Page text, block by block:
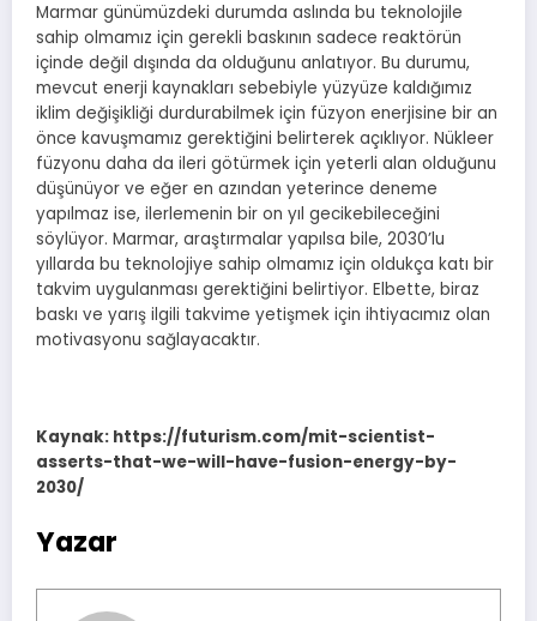
Marmar günümüzdeki durumda aslında bu teknolojile
sahip olmamız için gerekli baskının sadece reaktörün
içinde değil dışında da olduğunu anlatıyor. Bu durumu,
mevcut enerji kaynakları sebebiyle yüzyüze kaldığımız
iklim değişikliği durdurabilmek için füzyon enerjisine bir an
önce kavuşmamız gerektiğini belirterek açıklıyor. Nükleer
füzyonu daha da ileri götürmek için yeterli alan olduğunu
düşünüyor ve eğer en azından yeterince deneme
yapılmaz ise, ilerlemenin bir on yıl gecikebileceğini
söylüyor. Marmar, araştırmalar yapılsa bile, 2030’lu
yıllarda bu teknolojiye sahip olmamız için oldukça katı bir
takvim uygulanması gerektiğini belirtiyor. Elbette, biraz
baskı ve yarış ilgili takvime yetişmek için ihtiyacımız olan
motivasyonu sağlayacaktır.
Kaynak: https://futurism.com/mit-scientist-
asserts-that-we-will-have-fusion-energy-by-
2030/
Yazar